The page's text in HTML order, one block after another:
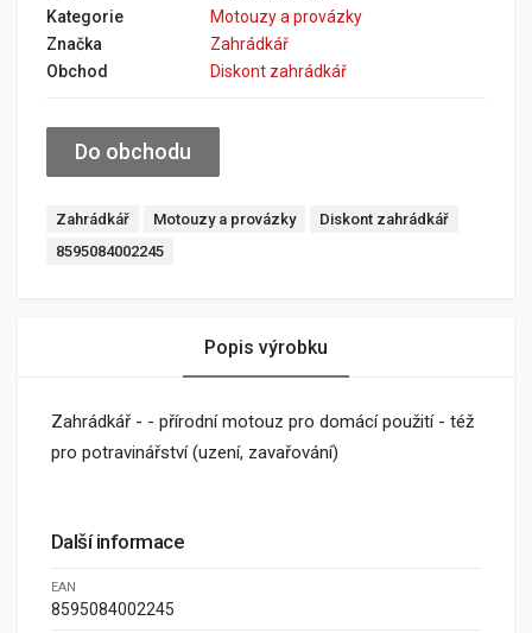
Kategorie
Motouzy a provázky
Značka
Zahrádkář
Obchod
Diskont zahrádkář
Do obchodu
Zahrádkář Motouzy a provázky
Diskont zahrádkář
8595084002245
Popis výrobku
Zahrádkář - - přírodní motouz pro domácí použití - též
pro potravinářství (uzení, zavařování)
Další informace
EAN
8595084002245